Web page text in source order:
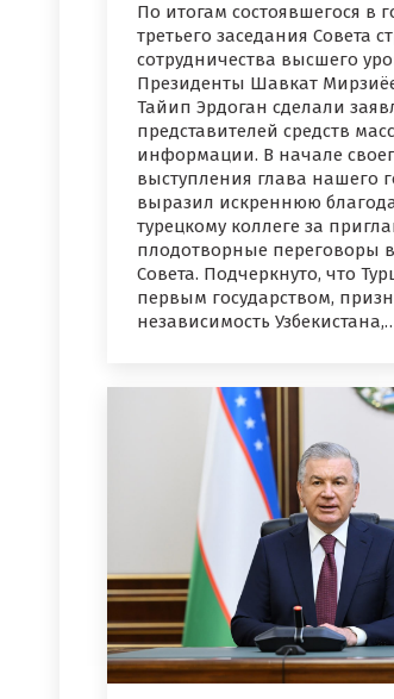
По итогам состоявшегося в
третьего заседания Совета
сотрудничества высшего
Президенты Шавкат
Тайип Эрдоган сделали
представителей средств
информации. В начале
выступления глава нашего
выразил искреннюю
турецкому коллеге за
плодотворные переговоры
Совета. Подчеркнуто, что
первым государством,
независимость